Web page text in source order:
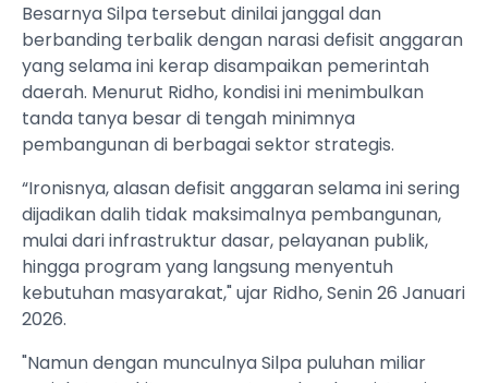
Besarnya Silpa tersebut dinilai janggal dan
berbanding terbalik dengan narasi defisit anggaran
yang selama ini kerap disampaikan pemerintah
daerah. Menurut Ridho, kondisi ini menimbulkan
tanda tanya besar di tengah minimnya
pembangunan di berbagai sektor strategis.
“Ironisnya, alasan defisit anggaran selama ini sering
dijadikan dalih tidak maksimalnya pembangunan,
mulai dari infrastruktur dasar, pelayanan publik,
hingga program yang langsung menyentuh
kebutuhan masyarakat," ujar Ridho, Senin 26 Januari
2026.
"Namun dengan munculnya Silpa puluhan miliar